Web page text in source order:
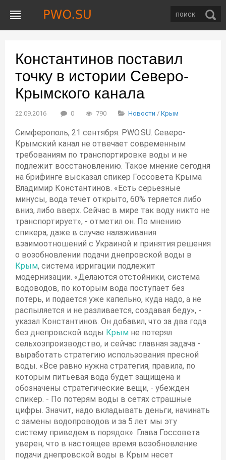
Константинов поставил
точку в истории Северо-
Крымского канала
22.09.2016 0 790 Новости / Крым
Симферополь, 21 сентября. PWO.SU. Северо-
Крымский канал не отвечает современным
требованиям по транспортировке воды и не
подлежит восстановлению. Такое мнение сегодня
на брифинге высказал спикер Госсовета Крыма
Владимир Константинов. «Есть серьезные
минусы, вода течет открыто, 60% теряется либо
вниз, либо вверх. Сейчас в мире так воду никто не
транспортирует», - отметил он. По мнению
спикера, даже в случае налаживания
взаимоотношений с Украиной и принятия решения
о возобновлении подачи днепровской воды в
Крым, система ирригации подлежит
модернизации. «Делаются отстойники, система
водоводов, по которым вода поступает без
потерь, и подается уже капельно, куда надо, а не
распыляется и не разливается, создавая беду», -
указал Константинов. Он добавил, что за два года
без днепровской воды Крым не потерял
сельхозпроизводство, и сейчас главная задача -
выработать стратегию использования пресной
воды. «Все равно нужна стратегия, правила, по
которым питьевая вода будет защищена и
обозначены стратегические вещи, - убежден
спикер. - По потерям воды в сетях страшные
цифры. Значит, надо вкладывать деньги, начинать
с замены водопроводов и за 5 лет мы эту
систему приведем в порядок». Глава Госсовета
уверен, что в настоящее время возобновление
подачи днепровской воды в Крым несет